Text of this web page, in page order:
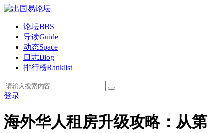
论坛BBS
导读Guide
动态Space
日志Blog
排行榜Ranklist
登录
海外华人租房升级攻略：从第